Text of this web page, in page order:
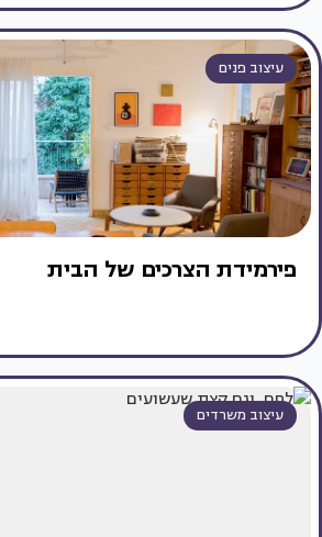
עיצוב פנים
פירמידת הצרכים של הבית
עיצוב משרדים